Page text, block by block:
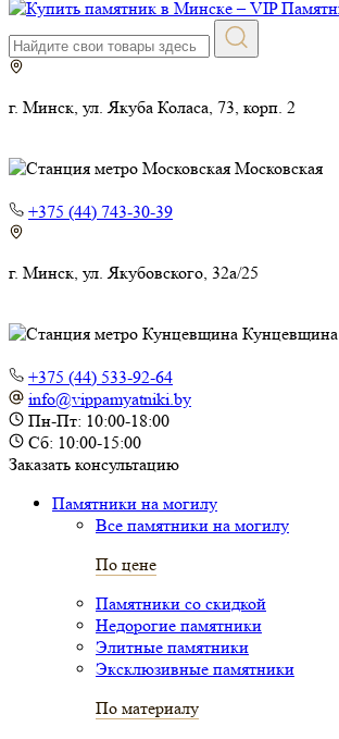
г. Минск, ул. Якуба Коласа, 73, корп. 2
Московская
+375 (44) 743-30-39
г. Минск, ул. Якубовского, 32а/25
Кунцевщина
+375 (44) 533-92-64
info@vippamyatniki.by
Пн-Пт: 10:00-18:00
Сб: 10:00-15:00
Заказать консультацию
Памятники на могилу
Все памятники на могилу
По цене
Памятники со скидкой
Недорогие памятники
Элитные памятники
Эксклюзивные памятники
По материалу